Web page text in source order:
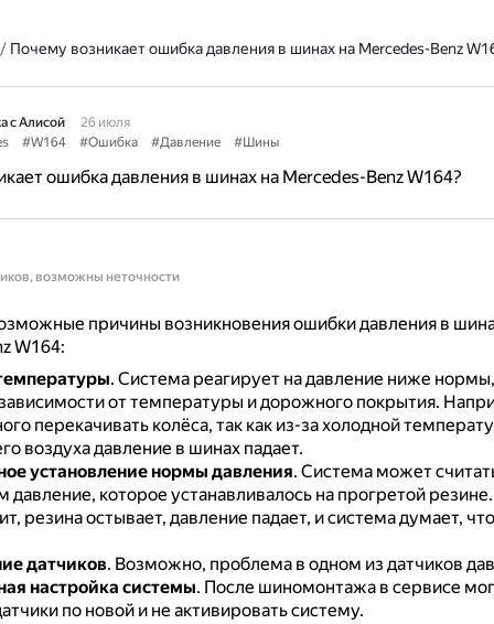
Почему возникает ошибка давления в шинах на Mercedes-Benz
с Алисой
26 июля
#W164 #Ошибка #Давление #Шины
ошибка давления в шинах на Mercedes-Benz W164?
возможны неточности
причины возникновения ошибки давления в
W164:
. Система реагирует на давление ниже нормы,
от температуры и дорожного покрытия.
перекачивать колёса, так как из-за холодной
воздуха давление в шинах падает.
установление нормы давления. Система может
которое устанавливалось на прогретой
резина остывает, давление падает, и система думает,
датчиков. Возможно, проблема в одном из датчиков
настройка системы. После шиномонтажа в сервисе
по новой и не активировать систему.